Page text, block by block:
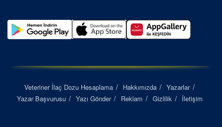
Veteriner İlaç Dozu Hesaplama Hakkımızda
Yazarlar
Yazar Başvurusu
Yazı Gönder Reklam Gizlilik İletişim